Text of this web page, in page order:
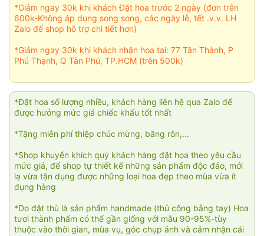
*Giảm ngay 30k khi khách Đặt hoa trước 2 ngày (đơn trên
600k-Không áp dụng song song, các ngày lễ, tết .v.v. LH
Zalo để shop hỗ trợ chi tiết hơn)
*Giảm ngay 30k khi khách nhận hoa tại: 77 Tân Thành, P
Phú Thạnh, Q Tân Phú, TP.HCM (trên 500k)
*Đặt hoa số lượng nhiều, khách hàng liên hệ qua Zalo để
được hưởng mức giá chiếc khấu tốt nhất
*Tặng miễn phí thiệp chúc mừng, băng rôn,...
*Shop khuyến khích quý khách hàng đặt hoa theo yêu cầu
mức giá, để shop tự thiết kế những sản phẩm độc đáo, mới
lạ vừa tận dụng được những loại hoa đẹp theo mùa vừa ít
đụng hàng
*Do đặt thù là sản phẩm handmade (thủ công bằng tay) Hoa
tươi thành phẩm có thể gần giống với mẫu 90-95%-tùy
thuộc vào thời gian, mùa vụ, góc chụp ảnh và cảm nhận cái